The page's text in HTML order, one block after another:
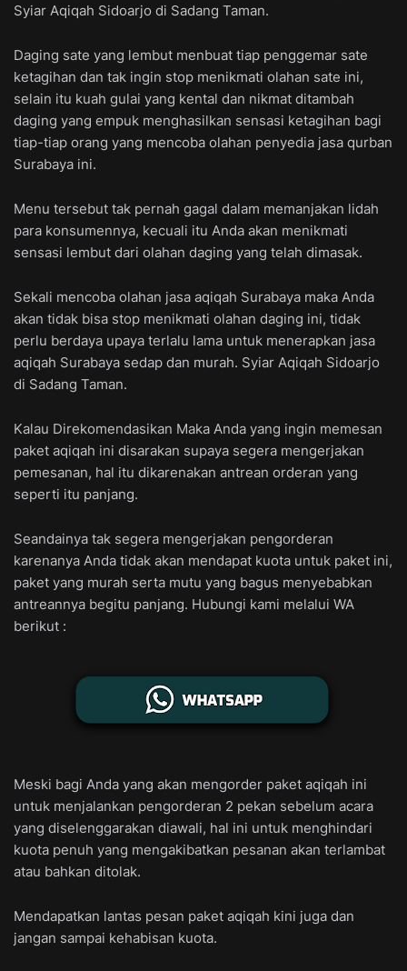
Syiar Aqiqah Sidoarjo di Sadang Taman.
Daging sate yang lembut menbuat tiap penggemar sate
ketagihan dan tak ingin stop menikmati olahan sate ini,
selain itu kuah gulai yang kental dan nikmat ditambah
daging yang empuk menghasilkan sensasi ketagihan bagi
tiap-tiap orang yang mencoba olahan penyedia jasa qurban
Surabaya ini.
Menu tersebut tak pernah gagal dalam memanjakan lidah
para konsumennya, kecuali itu Anda akan menikmati
sensasi lembut dari olahan daging yang telah dimasak.
Sekali mencoba olahan jasa aqiqah Surabaya maka Anda
akan tidak bisa stop menikmati olahan daging ini, tidak
perlu berdaya upaya terlalu lama untuk menerapkan jasa
aqiqah Surabaya sedap dan murah. Syiar Aqiqah Sidoarjo
di Sadang Taman.
Kalau Direkomendasikan Maka Anda yang ingin memesan
paket aqiqah ini disarakan supaya segera mengerjakan
pemesanan, hal itu dikarenakan antrean orderan yang
seperti itu panjang.
Seandainya tak segera mengerjakan pengorderan
karenanya Anda tidak akan mendapat kuota untuk paket ini,
paket yang murah serta mutu yang bagus menyebabkan
antreannya begitu panjang. Hubungi kami melalui WA
berikut :
Meski bagi Anda yang akan mengorder paket aqiqah ini
untuk menjalankan pengorderan 2 pekan sebelum acara
yang diselenggarakan diawali, hal ini untuk menghindari
kuota penuh yang mengakibatkan pesanan akan terlambat
atau bahkan ditolak.
Mendapatkan lantas pesan paket aqiqah kini juga dan
jangan sampai kehabisan kuota.